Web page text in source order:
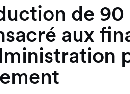
de
aux